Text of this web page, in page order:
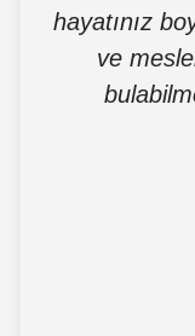
hayatınız
ve